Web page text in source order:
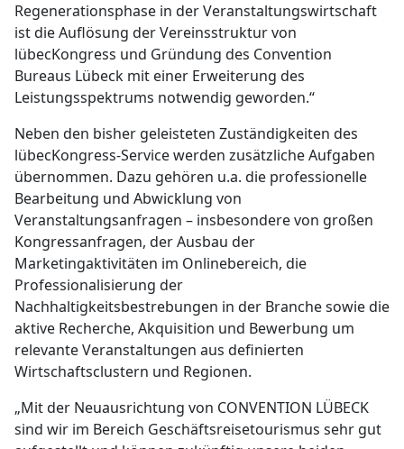
Regenerationsphase in der Veranstaltungswirtschaft
ist die Auflösung der Vereinsstruktur von
lübecKongress und Gründung des Convention
Bureaus Lübeck mit einer Erweiterung des
Leistungsspektrums notwendig geworden.“
Neben den bisher geleisteten Zuständigkeiten des
lübecKongress-Service werden zusätzliche Aufgaben
übernommen. Dazu gehören u.a. die professionelle
Bearbeitung und Abwicklung von
Veranstaltungsanfragen – insbesondere von großen
Kongressanfragen, der Ausbau der
Marketingaktivitäten im Onlinebereich, die
Professionalisierung der
Nachhaltigkeitsbestrebungen in der Branche sowie die
aktive Recherche, Akquisition und Bewerbung um
relevante Veranstaltungen aus definierten
Wirtschaftsclustern und Regionen.
„Mit der Neuausrichtung von CONVENTION LÜBECK
sind wir im Bereich Geschäftsreisetourismus sehr gut